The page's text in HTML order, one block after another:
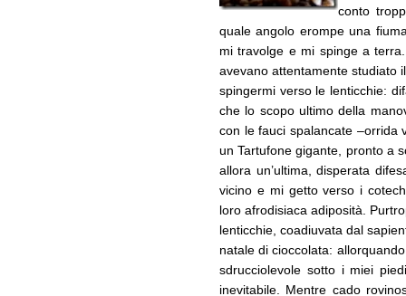
conto
quale angolo erompe una
mi travolge e mi spinge a
avevano attentamente studiato
spingermi verso le lenticchie:
che lo scopo ultimo della
con le fauci spalancate –orrida
un Tartufone gigante, pronto a
allora un’ultima, disperata
vicino e mi getto verso i
loro afrodisiaca adiposità.
lenticchie, coadiuvata dal
natale di cioccolata:
sdrucciolevole sotto i miei
inevitabile. Mentre cado